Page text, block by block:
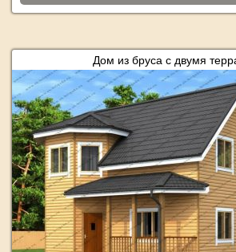
Дом из бруса с двумя